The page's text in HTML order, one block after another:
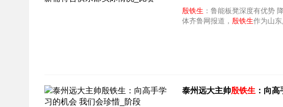
殷铁生 ：鲁能板凳深度有优势 降薪需符合俱
体齐鲁网报道， 殷铁生作为山
泰州远大主帅殷铁生 ：向